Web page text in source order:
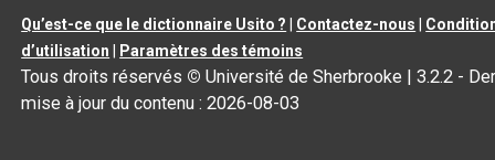
Qu’est-ce que le dictionnaire Usito ? Contactez-nous
d’utilisation
Paramètres des témoins
Tous droits réservés © Université de Sherbrooke |3.2.2 -
mise à jour du contenu :2026-08-03